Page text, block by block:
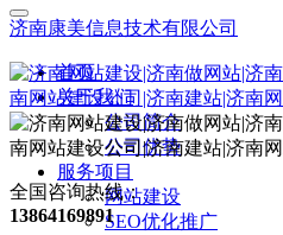
济南康美信息技术有限公司
首页
关于我们
公司简介
公司优势
服务项目
网站建设
SEO优化推广
全国咨询热线：
13864169891